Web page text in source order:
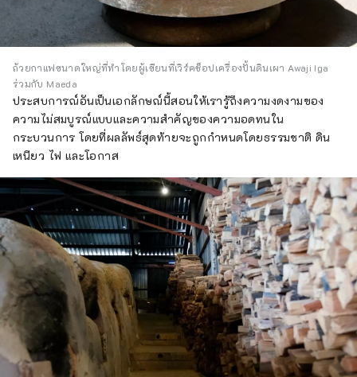
ถ้วยกาแฟขนาดใหญ่ที่ทำโดยผู้เขียนที่เวิร์คช็อปเครื่องปั้นดินเผา Awaji Iga
ร่วมกับ Maeda
ประสบการณ์อันเป็นเอกลักษณ์นี้สอนให้เรารู้ถึงความงดงามของ
ความไม่สมบูรณ์แบบและความสำคัญของความอดทนใน
กระบวนการ โดยที่ผลลัพธ์สุดท้ายจะถูกกำหนดโดยธรรมชาติ ดิน
เหนียว ไฟ และโอกาส